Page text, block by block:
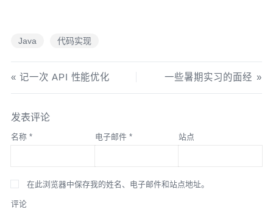
Java 代码实现
记一次 API 性能优化 一些暑期实习的面经
发表评论
名称 * 电子邮件 * 站点
在此浏览器中保存我的姓名、电子邮件和站点地址。
评论